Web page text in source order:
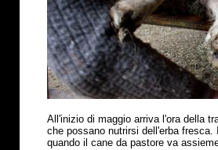
All'inizio di maggio arriva l'ora della
che possano nutrirsi dell'erba
quando il cane da pastore va